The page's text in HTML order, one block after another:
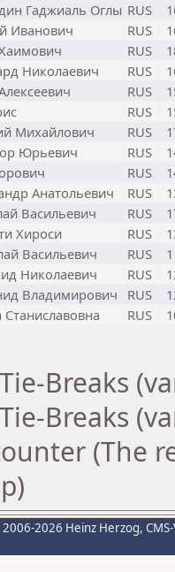
Гаджиаль Оглы RUS
Иванович RUS
RUS
Николаевич RUS
RUS
RUS
Михайлович RUS
Юрьевич RUS
RUS
Анатольевич RUS
Васильевич RUS
Хироси RUS
Васильевич RUS
Николаевич RUS
Владимирович RUS
Станиславовна RUS
Breaks
Breaks
(The
2026 Heinz Herzog,